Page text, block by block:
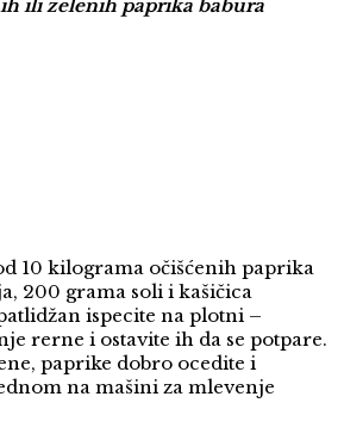
ili zelenih paprika babura
10 kilograma očišćenih paprika
200 grama soli i kašičica
ispecite na plotni –
rerne i ostavite ih da se potpare.
paprike dobro ocedite i
na mašini za mlevenje